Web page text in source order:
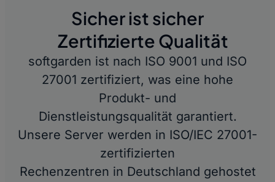
Sicher ist sicher
Zertifizierte Qualität
softgarden ist nach ISO 9001 und ISO
27001 zertifiziert, was eine hohe
Produkt- und
Dienstleistungsqualität garantiert.
Unsere Server werden in ISO/IEC 27001-
zertifizierten
Rechenzentren in Deutschland gehostet